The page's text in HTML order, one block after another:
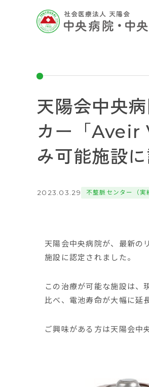
天陽会中央
カー「
み可能施設
不整脈センター（実
2023.03.29
天陽会中央病院が、最新
施設に認定されました。
この治療が可能な施設は、
比べ、電池寿命が大幅に延
ご興味がある方は天陽会中